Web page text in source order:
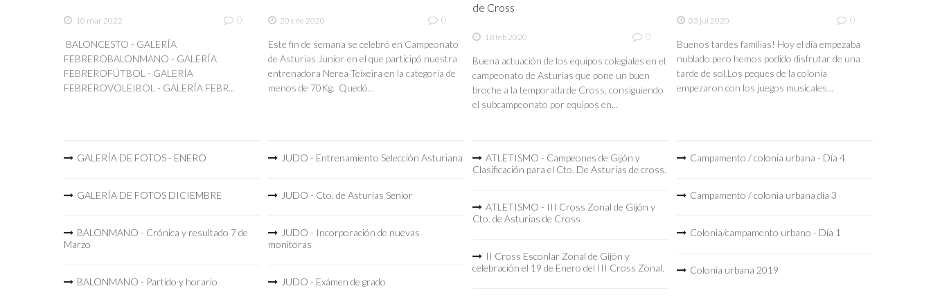
10 mar 2022 0
BALONCESTO - GALERÍA
FEBREROBALONMANO - GALERÍA
FEBREROFÚTBOL - GALERÍA
FEBREROVOLEIBOL - GALERÍA FEBR...
GALERÍA DE FOTOS - ENERO
GALERÍA DE FOTOS DICIEMBRE
BALONMANO - Crónica y resultado 7 de
Marzo
BALONMANO - Partido y horario
20 ene 2020 0
Este fin de semana se celebró en Campeonato
de Asturias Junior en el que participó nuestra
entrenadora Nerea Teixeira en la categoría de
menos de 70Kg. Quedó...
JUDO - Entrenamiento Selección Asturiana
JUDO - Cto. de Asturias Senior
JUDO - Incorporación de nuevas
monitoras
JUDO - Exámen de grado
de Cross
18 feb 2020 0
Buena actuación de los equipos colegiales en el
campeonato de Asturias que pone un buen
broche a la temporada de Cross, consiguiendo
el subcampeonato por equipos en...
ATLETISMO - Campeones de Gijón y
Clasificación para el Cto. De Asturias de cross.
ATLETISMO - III Cross Zonal de Gijón y
Cto. de Asturias de Cross
II Cross Esconlar Zonal de Gijón y
celebración el 19 de Enero del III Cross Zonal.
03 jul 2020 0
Buenos tardes familias! Hoy el día empezaba
nublado pero hemos podido disfrutar de una
tarde de sol.Los peques de la colonia
empezaron con los juegos musicales...
Campamento / colonia urbana - Día 4
Campamento / colonia urbana día 3
Colonia/campamento urbano - Día 1
Colonia urbana 2019